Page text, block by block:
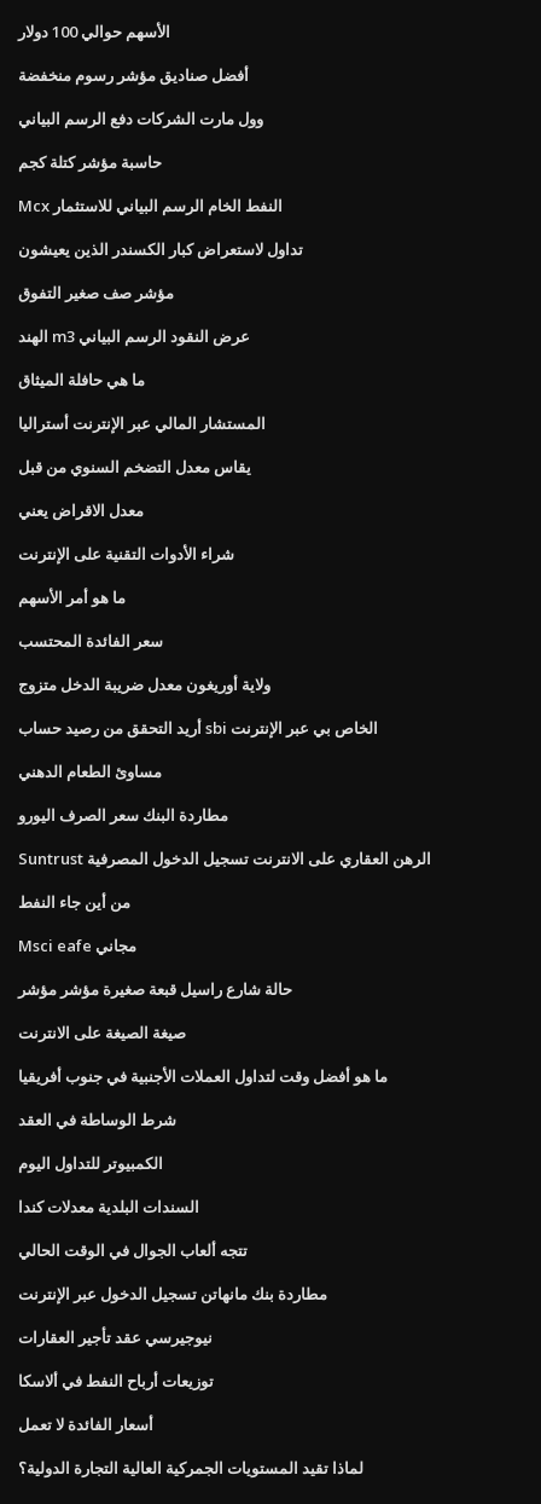
الأسهم حوالي 100 دولار
أفضل صناديق مؤشر رسوم منخفضة
وول مارت الشركات دفع الرسم البياني
حاسبة مؤشر كتلة كجم
Mcx النفط الخام الرسم البياني للاستثمار
تداول لاستعراض كبار الكسندر الذين يعيشون
مؤشر صف صغير التفوق
الهند m3 عرض النقود الرسم البياني
ما هي حافلة الميثاق
المستشار المالي عبر الإنترنت أستراليا
يقاس معدل التضخم السنوي من قبل
معدل الاقراض يعني
شراء الأدوات التقنية على الإنترنت
ما هو أمر الأسهم
سعر الفائدة المحتسب
ولاية أوريغون معدل ضريبة الدخل متزوج
أريد التحقق من رصيد حساب sbi الخاص بي عبر الإنترنت
مساوئ الطعام الدهني
مطاردة البنك سعر الصرف اليورو
Suntrust الرهن العقاري على الانترنت تسجيل الدخول المصرفية
من أين جاء النفط
Msci eafe مجاني
حالة شارع راسيل قبعة صغيرة مؤشر مؤشر
صيغة الصيغة على الانترنت
ما هو أفضل وقت لتداول العملات الأجنبية في جنوب أفريقيا
شرط الوساطة في العقد
الكمبيوتر للتداول اليوم
السندات البلدية معدلات كندا
تتجه ألعاب الجوال في الوقت الحالي
مطاردة بنك مانهاتن تسجيل الدخول عبر الإنترنت
نيوجيرسي عقد تأجير العقارات
توزيعات أرباح النفط في ألاسكا
أسعار الفائدة لا تعمل
لماذا تقيد المستويات الجمركية العالية التجارة الدولية؟